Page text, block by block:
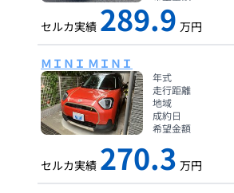
セルカ実績 289.9 万円
ＭＩＮＩ ＭＩＮＩ
年式
走行距離
地域
成約日
希望金額
セルカ実績 270.3 万円